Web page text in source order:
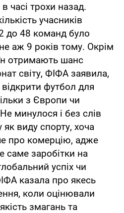
часі трохи назад.
учасників
до 48 команд було
аж 9 років тому. Окрім
отримають шанс
світу, ФІФА заявила,
футбол для
з Європи чи
минулося і без слів
виду спорту, хоча
про комерцію, адже
саме заробітки на
успіх чи
казала про якесь
коли оцінювали
змагань та